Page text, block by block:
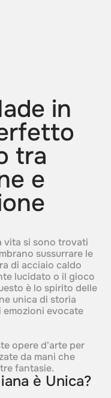
in
tra
e
vita si sono trovati
sussurrare le
di acciaio caldo
lucidato o il gioco
è lo spirito delle
unica di storia
emozioni evocate
opere d'arte per
da mani che
fantasie.
è Unica?‍